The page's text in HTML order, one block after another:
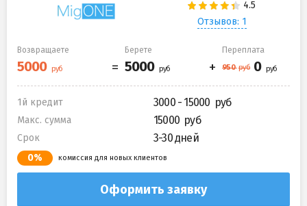
Отзывов: 1
Возвращаете Берете Переплата
1й кредит 3000 - 15000
Макс. сумма 15000
Срок 3-30 дней
0% комиссия для новых клиентов
Оформить заявку